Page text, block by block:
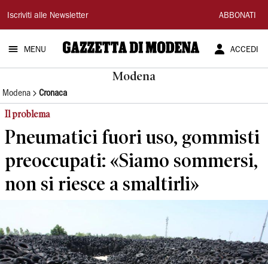
Gazzetta
di
Modena
Iscriviti alle Newsletter ABBONATI
MENU ACCEDI
Modena
Modena Cronaca
Il problema
Pneumatici fuori uso, gommisti
preoccupati: «Siamo sommersi,
non si riesce a smaltirli»